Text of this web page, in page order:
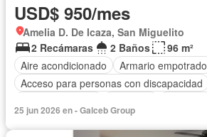
USD$ 950/mes
Amelia D. De Icaza, San Miguelito
2 Recámaras
2 Baños
96 m²
Aire acondicionado
Armario empotrado
Acceso para personas con discapacidad
Gas natural
Piscina Agua
25 jun 2026 en - Galceb Group